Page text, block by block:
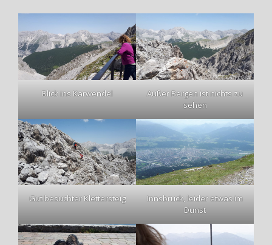
Blick ins Karwendel
Außer Bergen ist nichts zu
sehen
Gut besuchter Klettersteig
Innsbruck, leider etwas im
Dunst